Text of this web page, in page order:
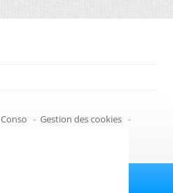
Conso - Gestion des cookies -